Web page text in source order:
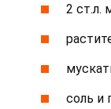
2 ст.л.
соль и